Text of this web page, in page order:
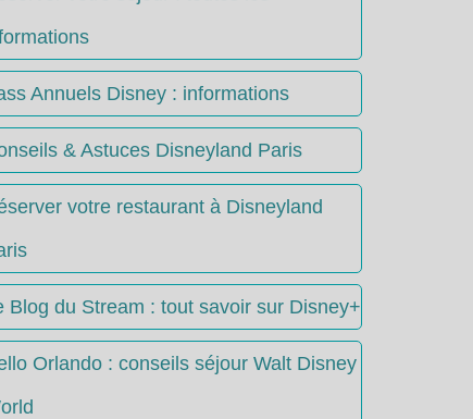
Annuels Disney : informations
& Astuces Disneyland Paris
votre restaurant à Disneyland
Blog du Stream : tout savoir sur Disney+
Orlando : conseils séjour Walt Disney